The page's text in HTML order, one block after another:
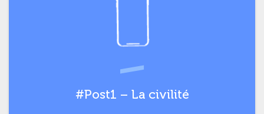
#Post1 – La civilité
Soyons respectueux et
#partageonsnosberges !